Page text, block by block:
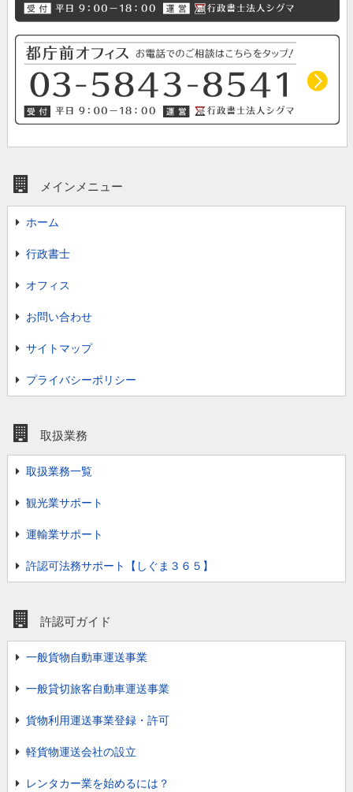
メインメニュー
ホーム
行政書士
オフィス
お問い合わせ
サイトマップ
プライバシーポリシー
取扱業務
取扱業務一覧
観光業サポート
運輸業サポート
許認可法務サポート【しぐま３６５】
許認可ガイド
一般貨物自動車運送事業
一般貸切旅客自動車運送事業
貨物利用運送事業登録・許可
軽貨物運送会社の設立
レンタカー業を始めるには？